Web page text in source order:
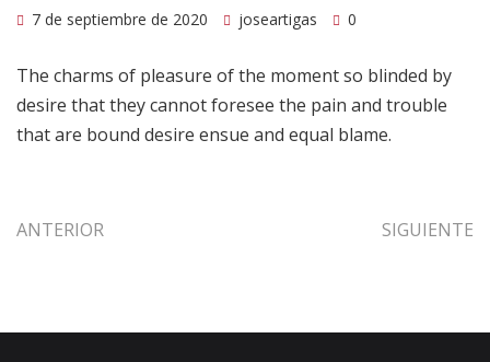
7 de septiembre de 2020 joseartigas 0
The charms of pleasure of the moment so blinded by
desire that they cannot foresee the pain and trouble
that are bound desire ensue and equal blame.
ANTERIOR SIGUIENTE